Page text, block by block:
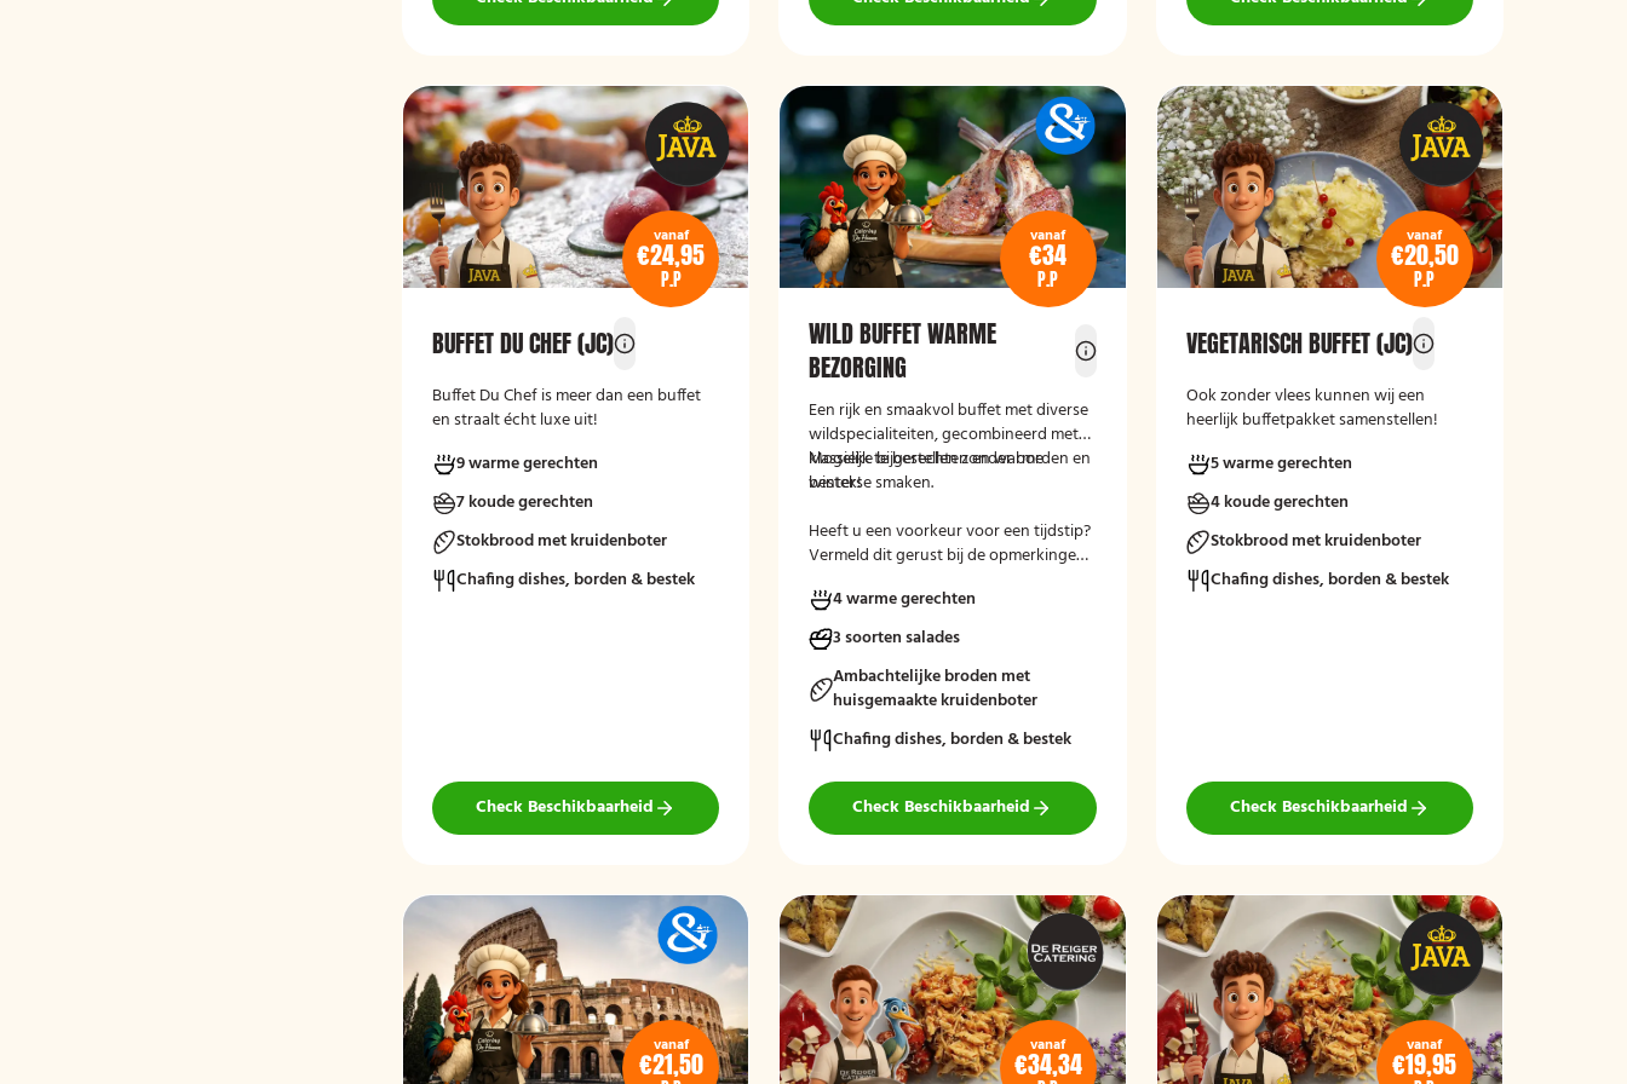
vanaf
€24,95
P.P
BUFFET DU CHEF (JC)
Buffet Du Chef is meer dan een buffet
en straalt écht luxe uit!
9 warme gerechten
7 koude gerechten
Stokbrood met kruidenboter
Chafing dishes, borden & bestek
Check Beschikbaarheid
vanaf
€34
P.P
WILD BUFFET WARME
BEZORGING
Een rijk en smaakvol buffet met diverse
wildspecialiteiten, gecombineerd met
klassieke bijgerechten en warme
winterse smaken.
Mogelijk te bestellen zonder borden en
bestek!
Heeft u een voorkeur voor een tijdstip?
Vermeld dit gerust bij de opmerkingen
4 warme gerechten
3 soorten salades
Ambachtelijke broden met
huisgemaakte kruidenboter
Chafing dishes, borden & bestek
Check Beschikbaarheid
vanaf
€20,50
P.P
VEGETARISCH BUFFET (JC)
Ook zonder vlees kunnen wij een
heerlijk buffetpakket samenstellen!
5 warme gerechten
4 koude gerechten
Stokbrood met kruidenboter
Chafing dishes, borden & bestek
Check Beschikbaarheid
vanaf
€21,50 vanaf
€34,34 vanaf
€19,95